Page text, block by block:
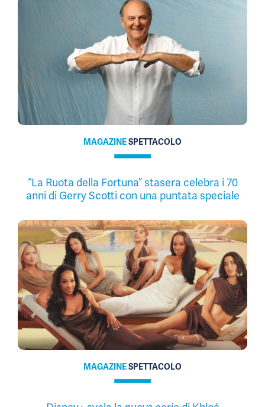
MAGAZINESPETTACOLO
“La Ruota della Fortuna” stasera celebra i 70
anni di Gerry Scotti con una puntata speciale
MAGAZINESPETTACOLO